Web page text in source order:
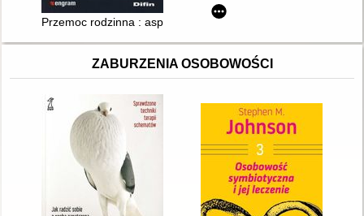
Przemoc rodzinna : aspekty psychologiczne, pedagogiczne i
ZABURZENIA OSOBOWOŚCI